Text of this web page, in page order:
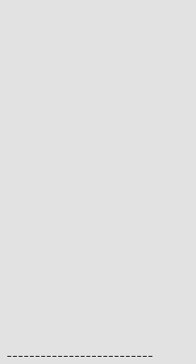
--------------------------